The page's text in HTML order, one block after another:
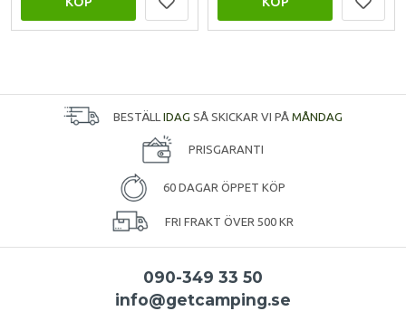
BESTÄLL IDAG SÅ SKICKAR VI PÅ MÅNDAG
PRISGARANTI
60 DAGAR ÖPPET KÖP
FRI FRAKT ÖVER 500 KR
090-349 33 50
info@getcamping.se